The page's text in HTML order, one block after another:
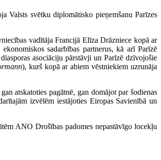
svētku diplomātisko pieņemšanu Parīzes
vadītāja Francijā Elīza Drāzniece kopā ar
sadarbības partnerus, kā arī Parīzē
asociāciju pārstāvji un Parīzē dzīvojošie
), kurš kopā ar abiem vēstniekiem uzrunāja
atskatoties pagātnē, gan domājot par šodienas
izvēlēm iestājoties Eiropas Savienībā un
ANO Drošības padomes nepastāvīgo locekļu